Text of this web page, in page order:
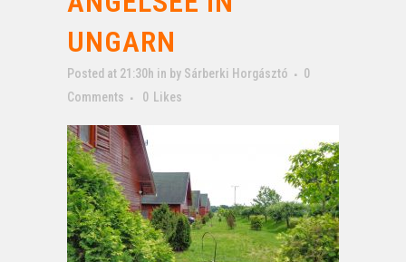
UNGARN
Posted at 21:30h in by Sárberki Horgásztó
0
Comments
0 Likes